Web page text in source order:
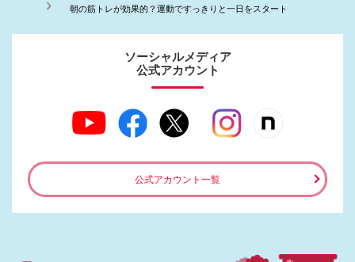
朝の筋トレが効果的？運動ですっきりと一日をスタート
ソーシャルメディア
公式アカウント
公式アカウント一覧